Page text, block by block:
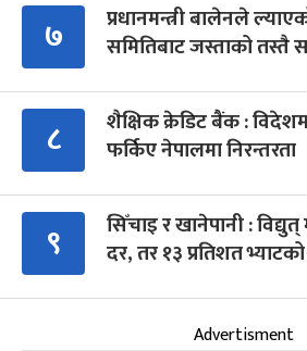
७
प्रधानमन्त्री बालेनले
समितिबाट जस्ताको तस्तै
८
शैक्षिक क्रेडिट बैंक :
फर्किए नेपालमा निरन्तरता
९
सिँचाइ र खानेपानी :
दर, तर १३ प्रतिशत
Advertisment